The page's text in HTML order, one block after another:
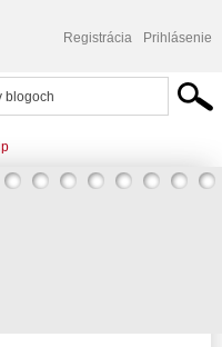
Registrácia Prihlásenie